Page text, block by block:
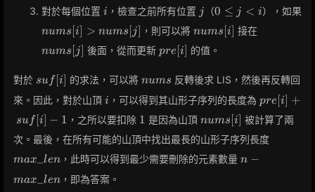
對於每個位置 i
i ，檢查之前所有位置 jj （0
\leq
j < i
0 ≤ j < i），如果
nums[i]
nums[j]
nums [i] > nums [j] ，則可以將nums[i]
nums [i] 接在
nums j 後面，從而更新 pre[i]
pre [i 的值。
對於 suf[i]
suf[ i 的求法，可以將 nums
nums 反轉後求 LIS，然後再反轉回
來。因此，對於山頂 i
i ，可以得到其山形子序列的長度為 pre[i]
+
suf[i]
- 1
pre [i] +
suf[i] − 1 ，之所以要扣除 11 是因為山頂nums[i]
nums [i] 被計算了兩
次。最後，在所有可能的山頂中找出最長的山形子序列長度
max len，此時可以得到最少需要刪除的元素數量 n -
n −
max_len，即為答案。